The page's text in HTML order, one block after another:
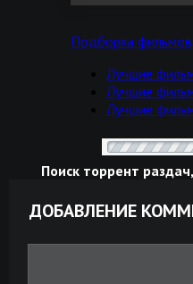
Подборка фильмов
Лучшие
Лучшие
Лучшие
Поиск торрент
ДОБАВЛЕНИЕ